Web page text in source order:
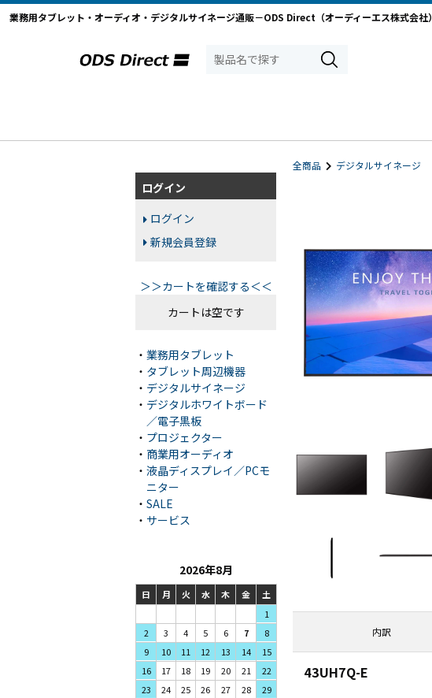
業務用タブレット・オーディオ・デジタルサイネージ通販－ODS Direct（オーディーエス株式会社）
全商品 デジタルサイネージ
内訳
43UH7Q-E
ログイン
ログイン
新規会員登録
＞＞カートを確認する＜＜
カートは空です
・ 業務用タブレット
・ タブレット周辺機器
・ デジタルサイネージ
・ デジタルホワイトボード
／電子黒板
・ プロジェクター
・ 商業用オーディオ
・ 液晶ディスプレイ／PCモ
ニター
・ SALE
・ サービス
2026年8月
日 月 火 水 木 金
土
1
2
3 4 5 6 7
8
9
10 11 12 13 14
15
16
17 18 19 20 21
22
23
24 25 26 27 28
29